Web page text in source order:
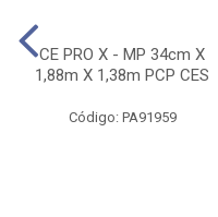
CE PRO X - MP 34cm X
1,88m X 1,38m PCP CES
Código: PA91959